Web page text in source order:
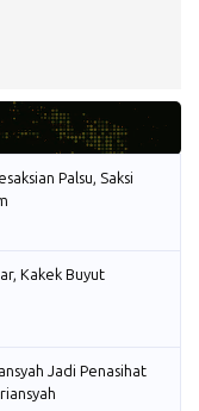
Palsu, Saksi
Kakek Buyut
Jadi Penasihat